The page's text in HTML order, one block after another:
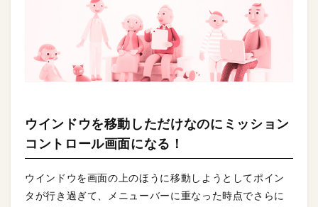
ウインドウを移動しただけなのにミッション
コントロール画面になる！
ウインドウを画面の上のほうに移動しようとしてポイン
タが行き過ぎて、メニューバーに重なった時点でさらに